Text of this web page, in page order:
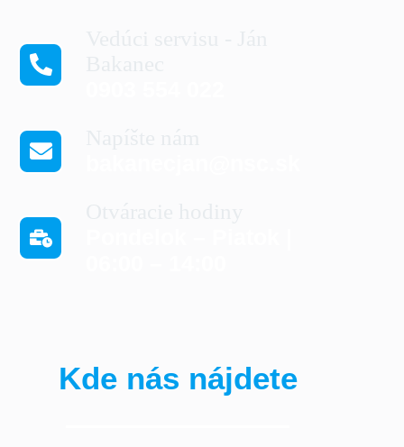
Kde nás nájdete